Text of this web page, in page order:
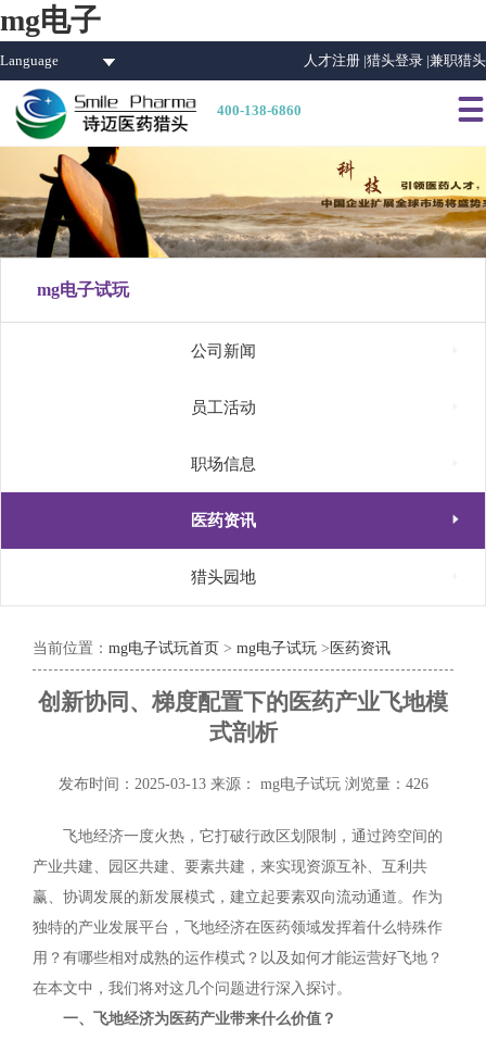
mg电子
Language 人才注册 |猎头登录 |兼职猎头
400-138-6860 
mg电子试玩
公司新闻
员工活动
职场信息
医药资讯 
猎头园地
当前位置： mg电子试玩首页 > mg电子试玩 > 医药资讯
创新协同、梯度配置下的医药产业飞地模
式剖析
发布时间：2025-03-13 来源： mg电子试玩 浏览量：426
飞地经济一度火热，它打破行政区划限制，通过跨空间的
产业共建、园区共建、要素共建，来实现资源互补、互利共
赢、协调发展的新发展模式，建立起要素双向流动通道。作为
独特的产业发展平台，飞地经济在医药领域发挥着什么特殊作
用？有哪些相对成熟的运作模式？以及如何才能运营好飞地？
在本文中，我们将对这几个问题进行深入探讨。
一、飞地经济为医药产业带来什么价值？